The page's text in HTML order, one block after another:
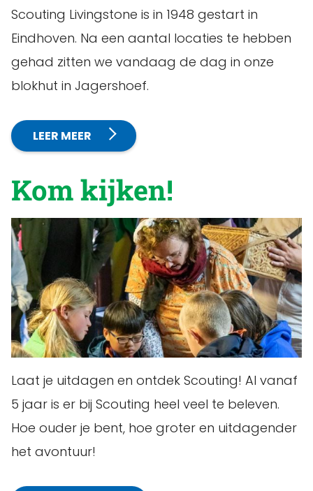
Scouting Livingstone is in 1948 gestart in
Eindhoven. Na een aantal locaties te hebben
gehad zitten we vandaag de dag in onze
blokhut in Jagershoef.
LEER MEER
Kom kijken!
Laat je uitdagen en ontdek Scouting! Al vanaf
5 jaar is er bij Scouting heel veel te beleven.
Hoe ouder je bent, hoe groter en uitdagender
het avontuur!